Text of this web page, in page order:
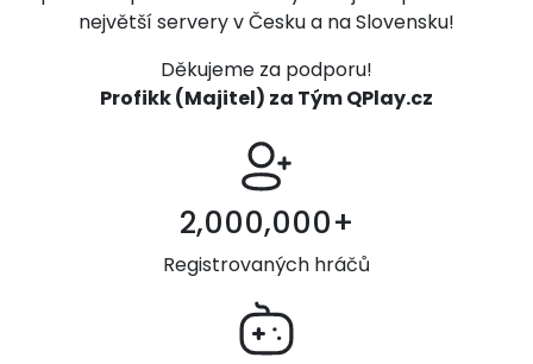
největší servery v Česku a na Slovensku!
Děkujeme za podporu!
Profikk (Majitel) za Tým QPlay.cz
2,000,000+
Registrovaných hráčů